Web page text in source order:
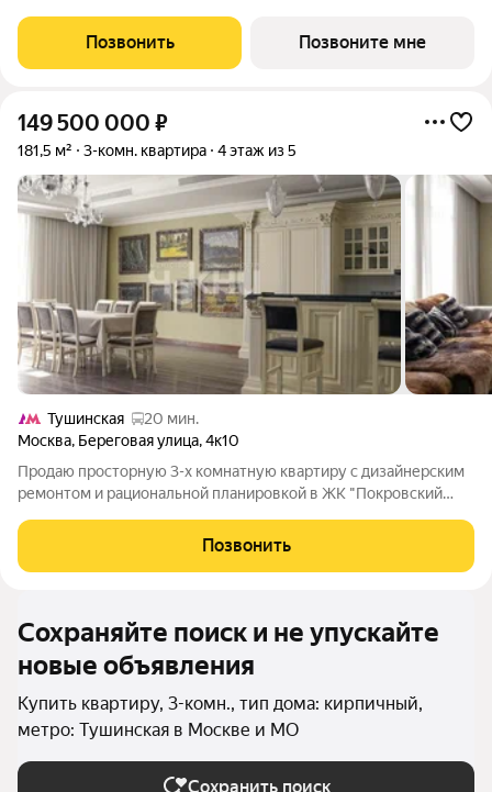
находится в Покровском-Стрешневе, экологически чистом
районе на престижном
Позвонить Позвоните мне
149 500 000 ₽
181,5 м² 3-комн. квартира 4 этаж из 5
Тушинская
20 мин.
Москва, Береговая улица,4к10
Продаю просторную 3-х комнатную квартиру с дизайнерским
ремонтом и рациональной планировкой в ЖК "Покровский
дорогостоящих натуральных материалов, мебель известных
брендов (остается по договоренности).
Позвонить
Сохраняйте поиск и не упускайте
новые объявления
Купить квартиру, 3-комн., тип дома: кирпичный,
метро: Тушинская в Москве и МО
Сохранить поиск